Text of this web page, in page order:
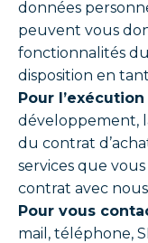
données
peuvent vous
fonctionnalités
disposition en
Pour
développement,
du contrat
services que
contrat avec
Pour vous
mail, téléphone,